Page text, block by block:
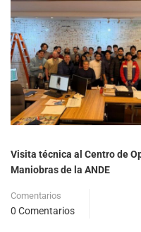
Visita técnica al Centro de
Maniobras de la ANDE
Comentarios
0 Comentarios